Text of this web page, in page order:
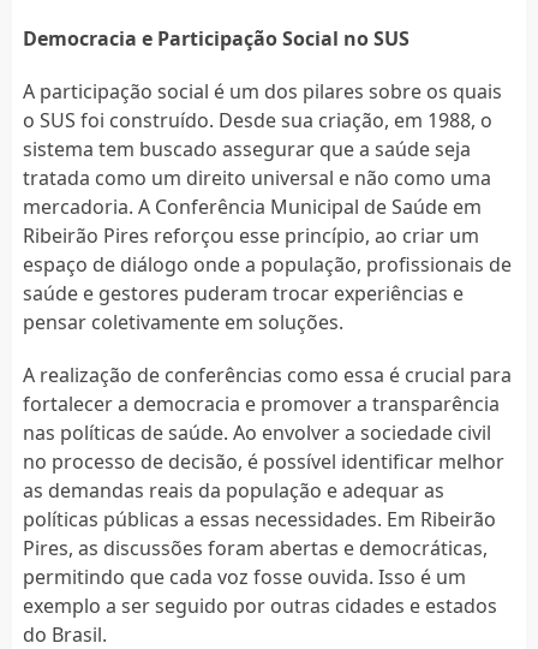
Democracia e Participação Social no SUS
A participação social é um dos pilares sobre os quais
o SUS foi construído. Desde sua criação, em 1988, o
sistema tem buscado assegurar que a saúde seja
tratada como um direito universal e não como uma
mercadoria. A Conferência Municipal de Saúde em
Ribeirão Pires reforçou esse princípio, ao criar um
espaço de diálogo onde a população, profissionais de
saúde e gestores puderam trocar experiências e
pensar coletivamente em soluções.
A realização de conferências como essa é crucial para
fortalecer a democracia e promover a transparência
nas políticas de saúde. Ao envolver a sociedade civil
no processo de decisão, é possível identificar melhor
as demandas reais da população e adequar as
políticas públicas a essas necessidades. Em Ribeirão
Pires, as discussões foram abertas e democráticas,
permitindo que cada voz fosse ouvida. Isso é um
exemplo a ser seguido por outras cidades e estados
do Brasil.